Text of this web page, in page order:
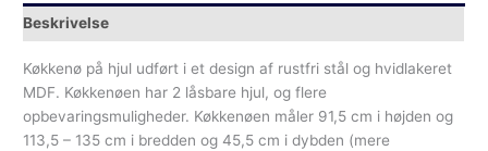
Beskrivelse
Køkkenø på hjul udført i et design af rustfri stål og hvidlakeret
MDF. Køkkenøen har 2 låsbare hjul, og flere
opbevaringsmuligheder. Køkkenøen måler 91,5 cm i højden og
113,5 – 135 cm i bredden og 45,5 cm i dybden (mere